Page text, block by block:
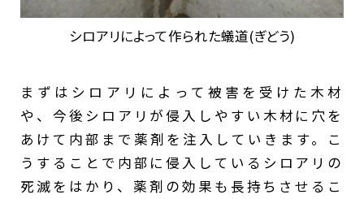
シロアリによって作られた蟻道(ぎどう)
まずはシロアリによって被害を受けた木材
や、今後シロアリが侵入しやすい木材に穴を
あけて内部まで薬剤を注入していきます。こ
うすることで内部に侵入しているシロアリの
死滅をはかり、薬剤の効果も長持ちさせるこ